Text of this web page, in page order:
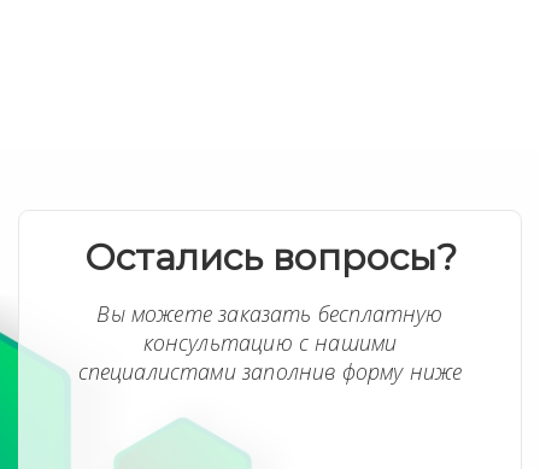
Остались вопросы?
Вы можете заказать бесплатную
консультацию с нашими
специалистами заполнив форму ниже